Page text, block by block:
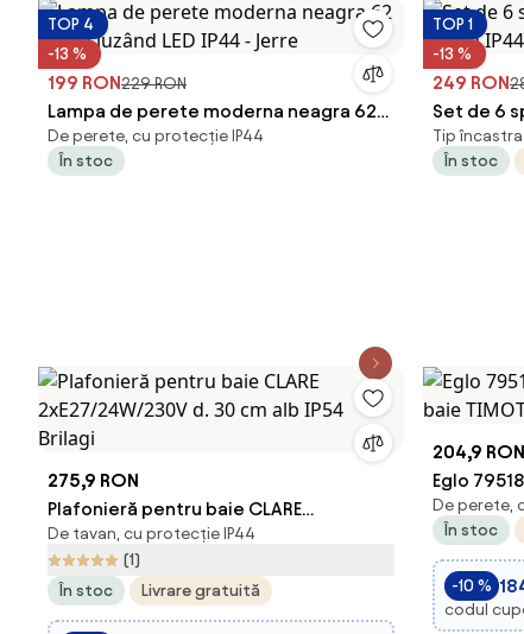
TOP 4
-13 %
199 RON229 RON
Lampa de perete moderna neagra 62
cm incluzând LED IP44 - Jerre
De perete, cu protecție IP44
În stoc
TOP 1
-13 %
249 RON
Set de 6
70mm
Tip
În stoc
275,9 RON
Plafonieră pentru baie CLARE
2xE27/24W/230V d. 30 cm alb IP54
Brilagi
De tavan, cu protecție IP44
(1)
În stoc
Livrare gratuită
204,9 RON
Eglo
baie
De perete,
În stoc
-10 %
codul